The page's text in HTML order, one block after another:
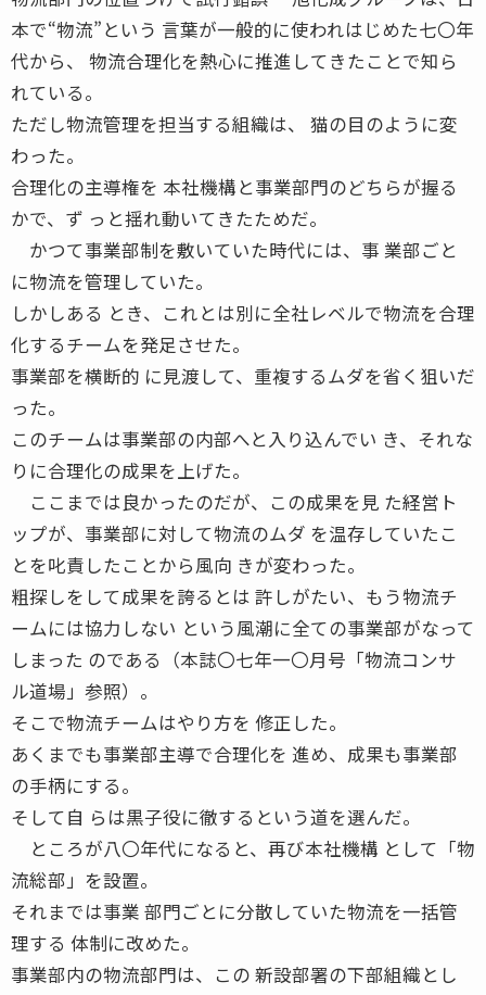
本で“物流”という 言葉が一般的に使われはじめた七〇年
代から、 物流合理化を熱心に推進してきたことで知ら
れている。
ただし物流管理を担当する組織は、 猫の目のように変
わった。
合理化の主導権を 本社機構と事業部門のどちらが握る
かで、ず っと揺れ動いてきたためだ。
かつて事業部制を敷いていた時代には、事 業部ごと
に物流を管理していた。
しかしある とき、これとは別に全社レベルで物流を合理
化するチームを発足させた。
事業部を横断的 に見渡して、重複するムダを省く狙いだ
った。
このチームは事業部の内部へと入り込んでい き、それな
りに合理化の成果を上げた。
ここまでは良かったのだが、この成果を見 た経営ト
ップが、事業部に対して物流のムダ を温存していたこ
とを叱責したことから風向 きが変わった。
粗探しをして成果を誇るとは 許しがたい、もう物流チ
ームには協力しない という風潮に全ての事業部がなって
しまった のである（本誌〇七年一〇月号「物流コンサ
ル道場」参照）。
そこで物流チームはやり方を 修正した。
あくまでも事業部主導で合理化を 進め、成果も事業部
の手柄にする。
そして自 らは黒子役に徹するという道を選んだ。
ところが八〇年代になると、再び本社機構 として「物
流総部」を設置。
それまでは事業 部門ごとに分散していた物流を一括管
理する 体制に改めた。
事業部内の物流部門は、この 新設部署の下部組織とし